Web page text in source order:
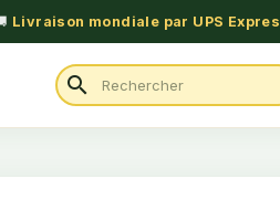
Livraison mondiale par UPS
search